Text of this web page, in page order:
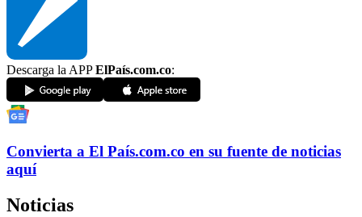
Descarga la APPElPaís.com.co:
Convierta a El País.com.co en su fuente de noticias
aquí
Noticias